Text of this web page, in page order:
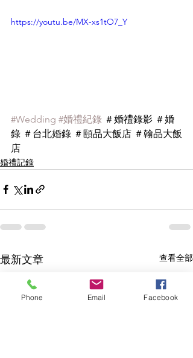
https://youtu.be/MX-xs1tO7_Y
#Wedding #婚禮紀錄 ＃婚禮錄影 ＃婚
錄 ＃台北婚錄 ＃頤品大飯店 ＃翰品大飯
店
婚禮記錄
最新文章 查看全部
Phone Email Facebook